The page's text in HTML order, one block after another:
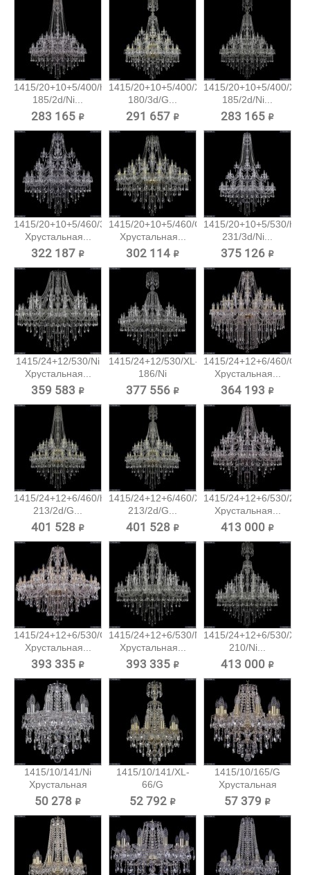
1415/20+10+5/400/h-
185/2d/Ni...
283 165 ₽
1415/20+10+5/400/XL-
180/3d/G...
291 657 ₽
1415/20+10+5/400/XL-
185/2d/Ni...
283 165 ₽
1415/20+10+5/460/3d/Ni
Хрустальная...
322 187 ₽
1415/20+10+5/460/G
Хрустальная...
302 114 ₽
1415/20+10+5/530/h-
231/3d/Ni...
375 126 ₽
1415/24+12/530/Ni
Хрустальная...
359 583 ₽
1415/24+12/530/XL-
186/Ni
Хрустальная...
377 556 ₽
1415/24+12+6/460/G
Хрустальная...
364 193 ₽
1415/24+12+6/460/h-
213/2d/G...
401 528 ₽
1415/24+12+6/460/XL-
213/2d/G...
401 528 ₽
1415/24+12+6/530/2d/
Хрустальная...
413 000 ₽
1415/24+12+6/530/G
Хрустальная...
393 335 ₽
1415/24+12+6/530/Ni
Хрустальная...
393 335 ₽
1415/24+12+6/530/XL-
210/Ni...
413 000 ₽
1415/10/141/Ni
Хрустальная
подвесная...
50 278 ₽
1415/10/141/XL-
66/G
Хрустальная...
52 792 ₽
1415/10/165/G
Хрустальная
подвесная...
57 379 ₽